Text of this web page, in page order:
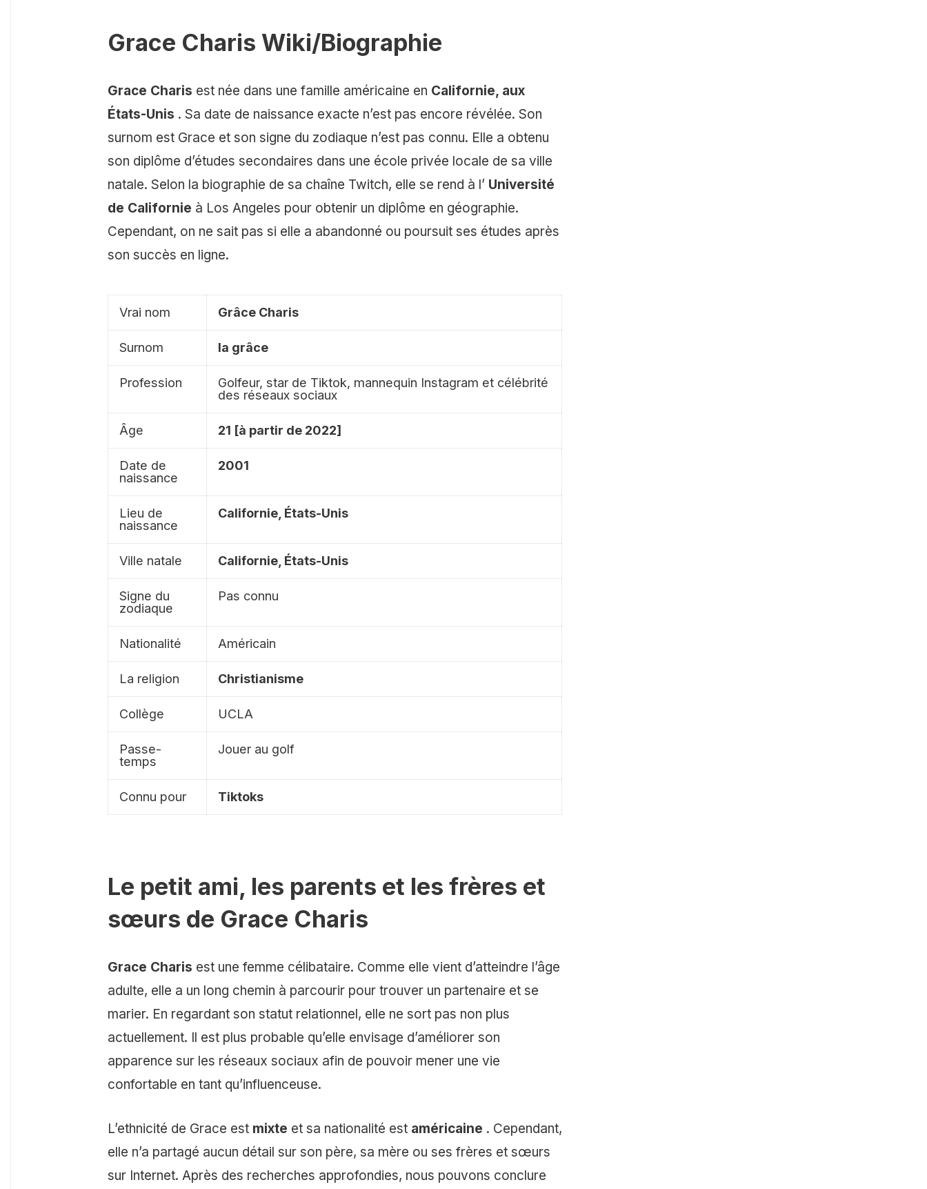
Grace Charis Wiki/Biographie
Grace Charis est née dans une famille américaine en Californie, aux
États-Unis . Sa date de naissance exacte n’est pas encore révélée. Son
surnom est Grace et son signe du zodiaque n’est pas connu. Elle a obtenu
son diplôme d’études secondaires dans une école privée locale de sa ville
natale. Selon la biographie de sa chaîne Twitch, elle se rend à l’ Université
de Californie à Los Angeles pour obtenir un diplôme en géographie.
Cependant, on ne sait pas si elle a abandonné ou poursuit ses études après
son succès en ligne.
Vrai nom Grâce Charis
Surnom la grâce
Profession
Golfeur, star de Tiktok, mannequin Instagram et célébrité
des réseaux sociaux
Âge 21 [à partir de 2022]
Date de
naissance
2001
Lieu de
naissance
Californie, États-Unis
Ville natale Californie, États-Unis
Signe du
zodiaque
Pas connu
Nationalité Américain
La religion Christianisme
Collège UCLA
Passe-
temps
Jouer au golf
Connu pour Tiktoks
Le petit ami, les parents et les frères et
sœurs de Grace Charis
Grace Charis est une femme célibataire. Comme elle vient d’atteindre l’âge
adulte, elle a un long chemin à parcourir pour trouver un partenaire et se
marier. En regardant son statut relationnel, elle ne sort pas non plus
actuellement. Il est plus probable qu’elle envisage d’améliorer son
apparence sur les réseaux sociaux afin de pouvoir mener une vie
confortable en tant qu’influenceuse.
L’ethnicité de Grace est mixte et sa nationalité est américaine . Cependant,
elle n’a partagé aucun détail sur son père, sa mère ou ses frères et sœurs
sur Internet. Après des recherches approfondies, nous pouvons conclure